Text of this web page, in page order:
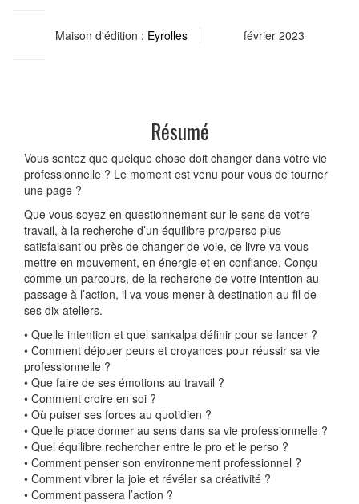
Maison d'édition : Eyrolles février 2023
Résumé
Vous sentez que quelque chose doit changer dans votre vie
professionnelle ? Le moment est venu pour vous de tourner
une page ?
Que vous soyez en questionnement sur le sens de votre
travail, à la recherche d’un équilibre pro/perso plus
satisfaisant ou près de changer de voie, ce livre va vous
mettre en mouvement, en énergie et en confiance. Conçu
comme un parcours, de la recherche de votre intention au
passage à l’action, il va vous mener à destination au fil de
ses dix ateliers.
• Quelle intention et quel sankalpa définir pour se lancer ?
• Comment déjouer peurs et croyances pour réussir sa vie
professionnelle ?
• Que faire de ses émotions au travail ?
• Comment croire en soi ?
• Où puiser ses forces au quotidien ?
• Quelle place donner au sens dans sa vie professionnelle ?
• Quel équilibre rechercher entre le pro et le perso ?
• Comment penser son environnement professionnel ?
• Comment vibrer la joie et révéler sa créativité ?
• Comment passera l’action ?